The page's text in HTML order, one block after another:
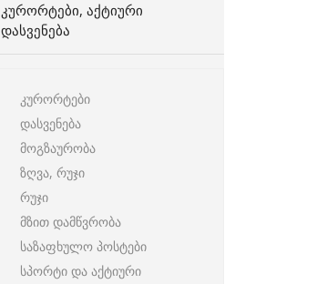
ᲙᲣᲠᲝᲠᲢᲔᲑᲘ, ᲐᲥᲢᲘᲣᲠᲘ
ᲓᲐᲡᲕᲔᲜᲔᲑᲐ
კურორტები
დასვენება
მოგზაურობა
ზღვა, რუჯი
რუჯი
მზით დამწვრობა
საზაფხულო პოსტები
სპორტი და აქტიური